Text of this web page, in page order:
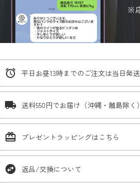
alarm 平日お昼13時までのご注文は当日発送
local_shipping 送料550円でお届け（沖縄・離島除く）
card_giftcard プレゼントラッピングはこちら
swap_horizontal_circle 返品/交換について